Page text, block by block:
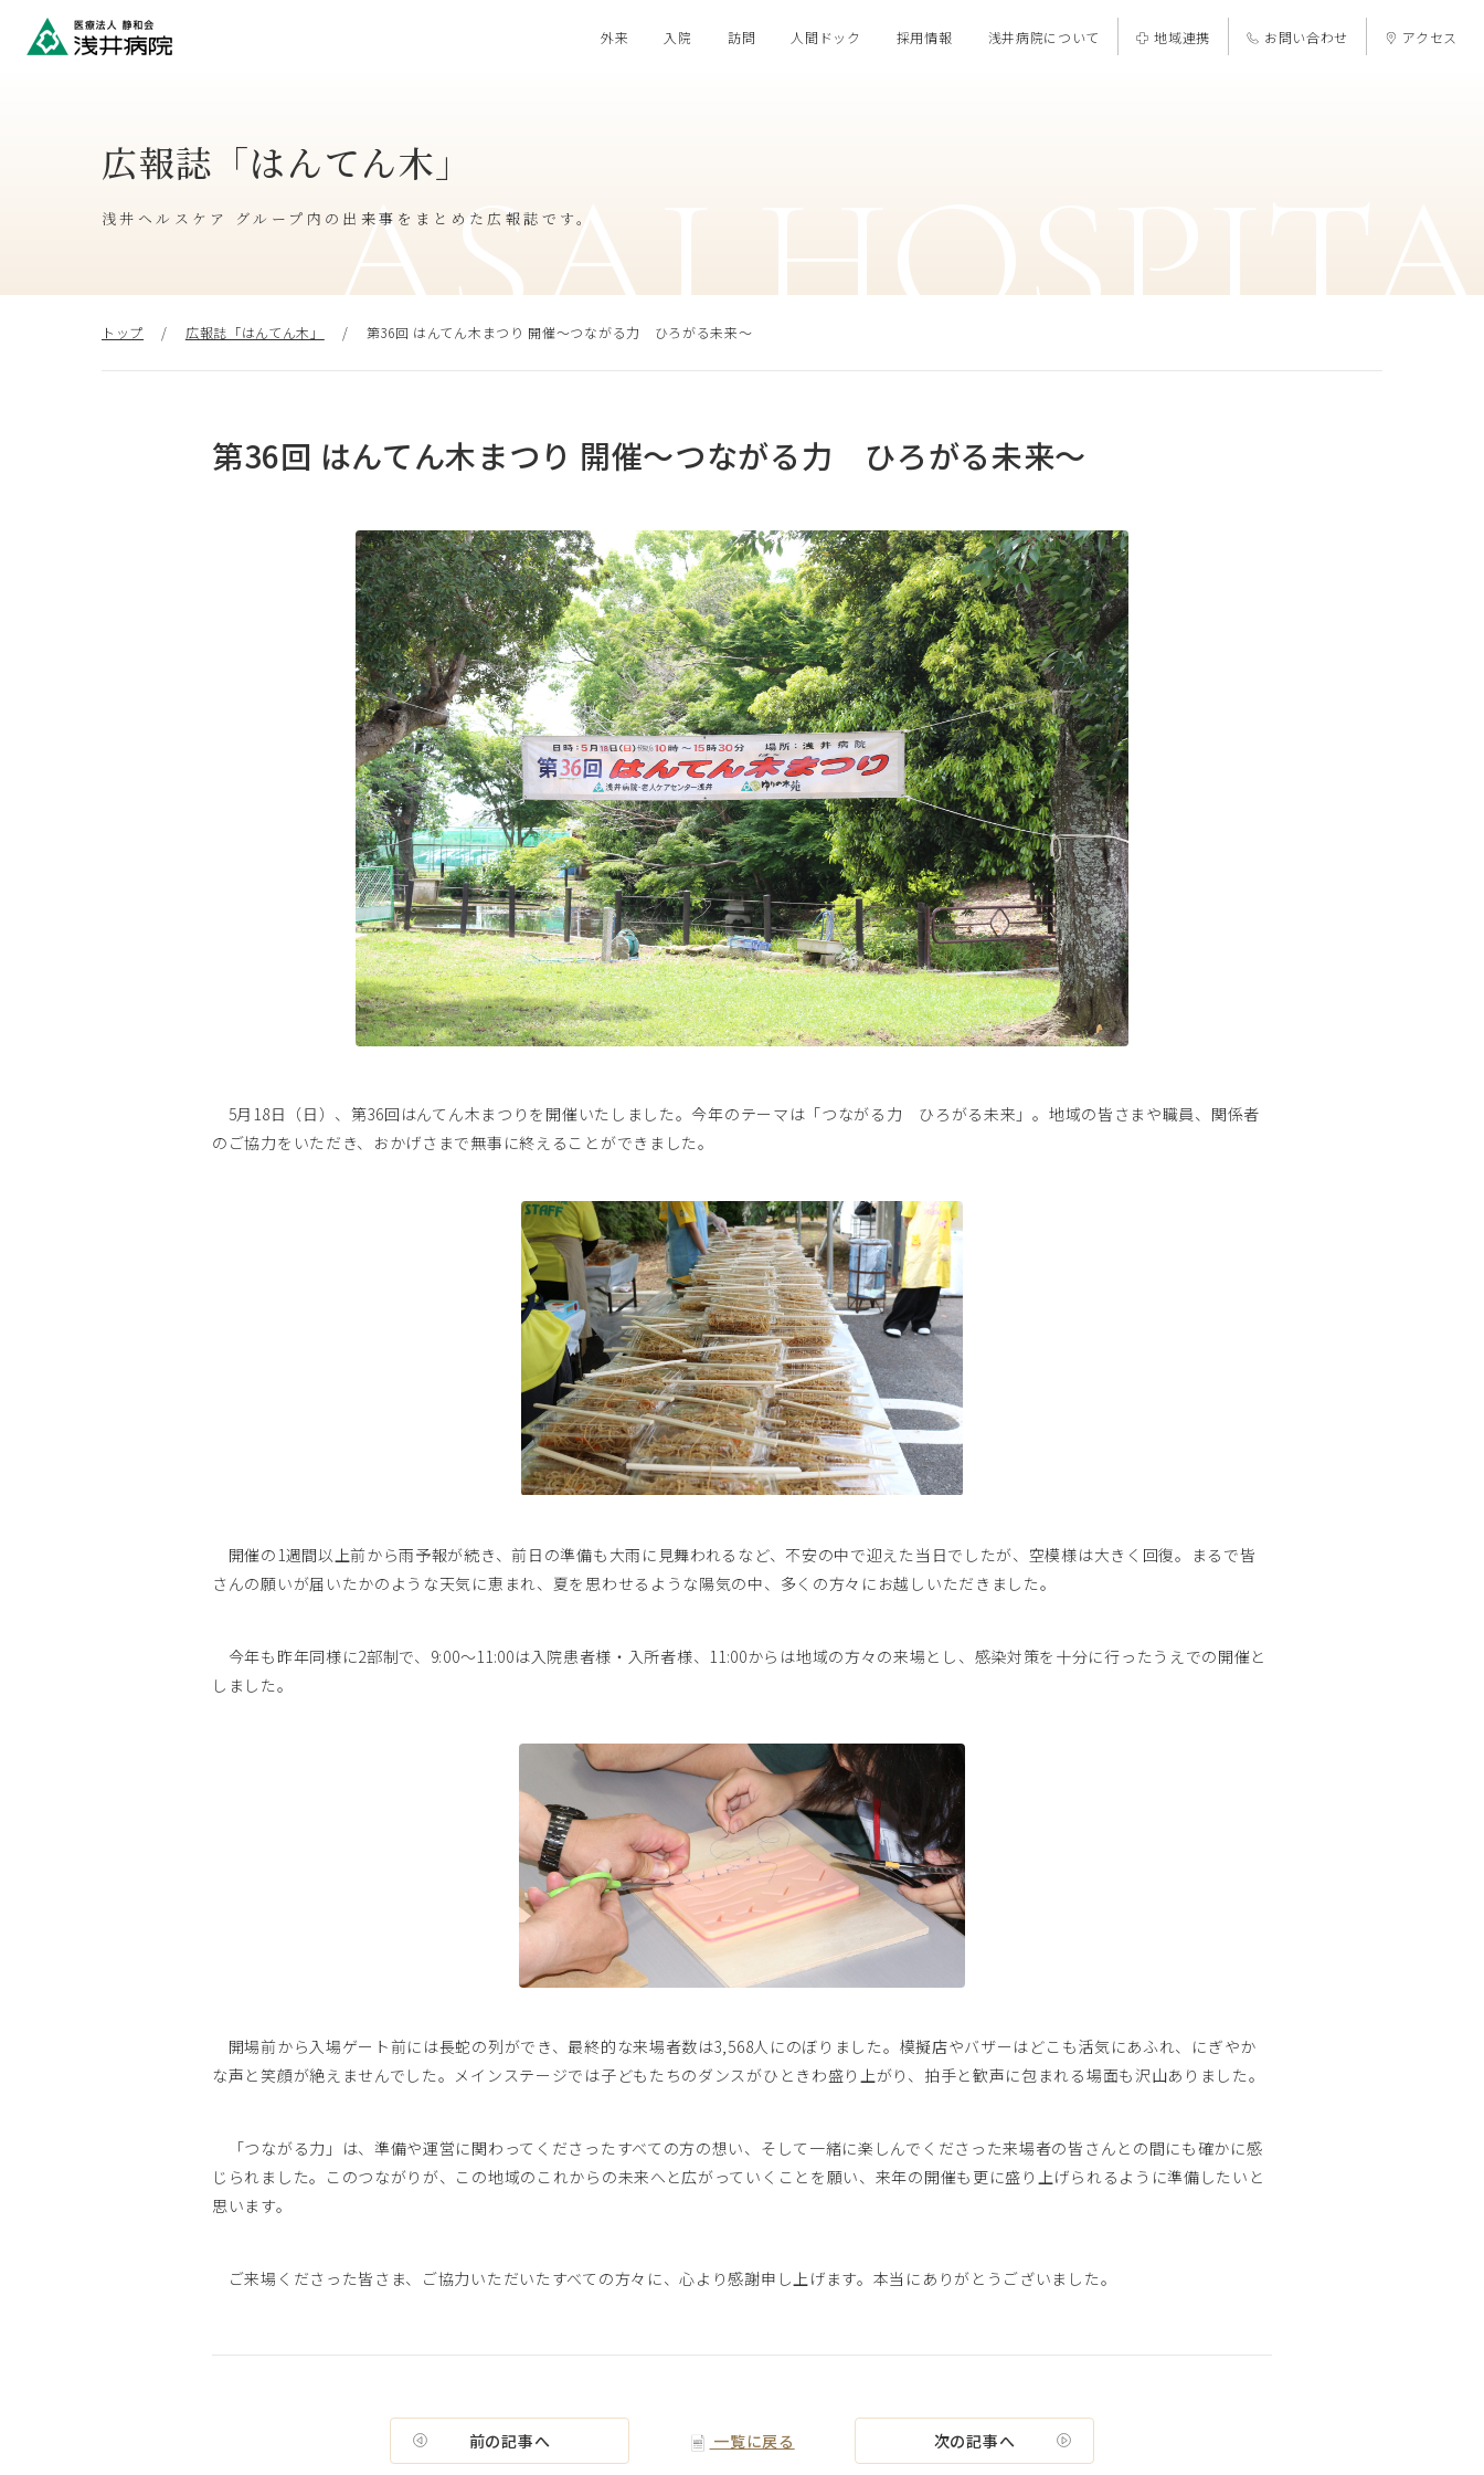
外来 入院 訪問 人間ドック 採用情報 浅井病院について 地域連携 お問い合わせ アクセス
広報誌「はんてん木」
浅井ヘルスケア グループ内の出来事をまとめた広報誌です。
ASAI
トップ 広報誌「はんてん木」 第36回 はんてん木まつり 開催～つながる力 ひろがる未来～
第36回 はんてん木まつり 開催～つながる力 ひろがる未来～
5月18日（日）、第36回はんてん木まつりを開催いたしました。今年のテーマは「つながる力 ひろがる未来」。地域の皆さまや職員、関係者
のご協力をいただき、おかげさまで無事に終えることができました。
開催の1週間以上前から雨予報が続き、前日の準備も大雨に見舞われるなど、不安の中で迎えた当日でしたが、空模様は大きく回復。まるで皆
さんの願いが届いたかのような天気に恵まれ、夏を思わせるような陽気の中、多くの方々にお越しいただきました。
今年も昨年同様に2部制で、9:00～11:00は入院患者様・入所者様、11:00からは地域の方々の来場とし、感染対策を十分に行ったうえでの開催と
しました。
開場前から入場ゲート前には長蛇の列ができ、最終的な来場者数は3,568人にのぼりました。模擬店やバザーはどこも活気にあふれ、にぎやか
な声と笑顔が絶えませんでした。メインステージでは子どもたちのダンスがひときわ盛り上がり、拍手と歓声に包まれる場面も沢山ありました。
「つながる力」は、準備や運営に関わってくださったすべての方の想い、そして一緒に楽しんでくださった来場者の皆さんとの間にも確かに感
じられました。このつながりが、この地域のこれからの未来へと広がっていくことを願い、来年の開催も更に盛り上げられるように準備したいと
思います。
ご来場くださった皆さま、ご協力いただいたすべての方々に、心より感謝申し上げます。本当にありがとうございました。
前の記事へ 一覧に戻る 次の記事へ